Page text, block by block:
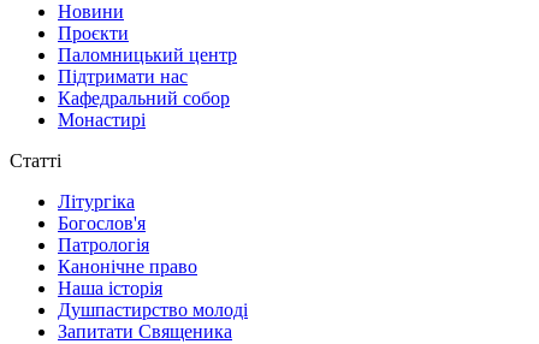
Новини
Проєкти
Паломницький центр
Підтримати нас
Кафедральний собор
Монастирі
Статті
Літургіка
Богослов'я
Патрологія
Канонічне право
Наша історія
Душпастирство молоді
Запитати Священика